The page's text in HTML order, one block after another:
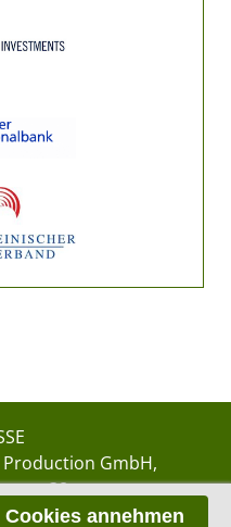
Production GmbH
38
Cookies annehmen